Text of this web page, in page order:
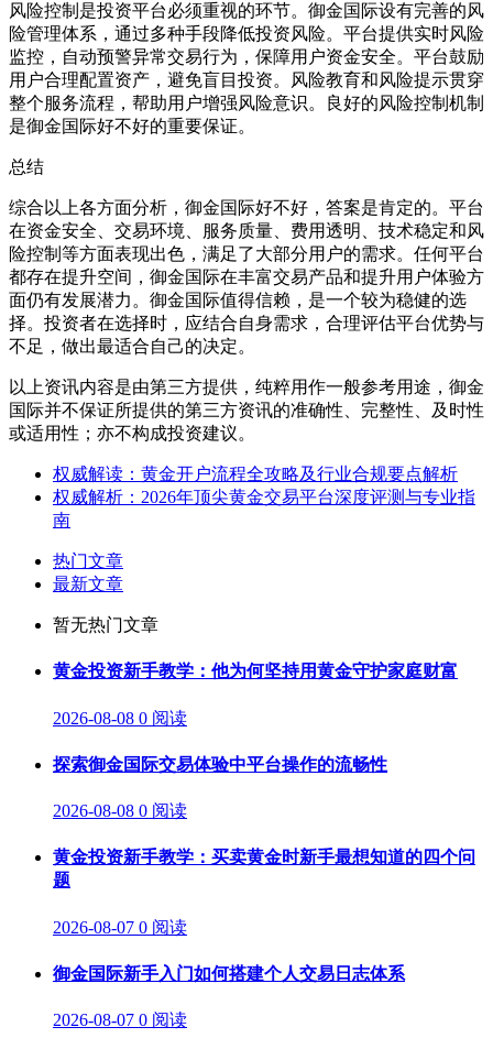
风险控制是投资平台必须重视的环节。御金国际设有完善的风
险管理体系，通过多种手段降低投资风险。平台提供实时风险
监控，自动预警异常交易行为，保障用户资金安全。平台鼓励
用户合理配置资产，避免盲目投资。风险教育和风险提示贯穿
整个服务流程，帮助用户增强风险意识。良好的风险控制机制
是御金国际好不好的重要保证。
总结
综合以上各方面分析，御金国际好不好，答案是肯定的。平台
在资金安全、交易环境、服务质量、费用透明、技术稳定和风
险控制等方面表现出色，满足了大部分用户的需求。任何平台
都存在提升空间，御金国际在丰富交易产品和提升用户体验方
面仍有发展潜力。御金国际值得信赖，是一个较为稳健的选
择。投资者在选择时，应结合自身需求，合理评估平台优势与
不足，做出最适合自己的决定。
以上资讯内容是由第三方提供，纯粹用作一般参考用途，御金
国际并不保证所提供的第三方资讯的准确性、完整性、及时性
或适用性；亦不构成投资建议。
权威解读：黄金开户流程全攻略及行业合规要点解析
权威解析：2026年顶尖黄金交易平台深度评测与专业指
南
热门文章
最新文章
暂无热门文章
黄金投资新手教学：他为何坚持用黄金守护家庭财富
2026-08-08 0 阅读
探索御金国际交易体验中平台操作的流畅性
2026-08-08 0 阅读
黄金投资新手教学：买卖黄金时新手最想知道的四个问
题
2026-08-07 0 阅读
御金国际新手入门如何搭建个人交易日志体系
2026-08-07 0 阅读